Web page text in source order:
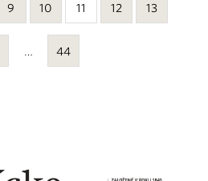
9 10 11 12 13
… 44